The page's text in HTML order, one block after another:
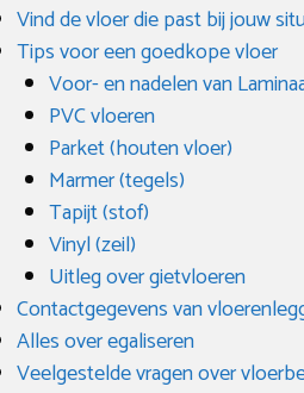
Vind de vloer die past bij jouw
Tips voor een goedkope vloer
Voor- en nadelen van
PVC vloeren
Parket (houten vloer)
Marmer (tegels)
Tapijt (stof)
Vinyl (zeil)
Uitleg over gietvloeren
Contactgegevens van
Alles over egaliseren
Veelgestelde vragen over